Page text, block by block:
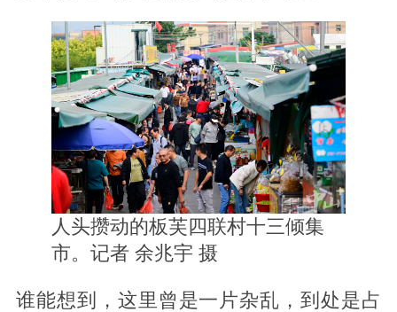
人头攒动的板芙四联村十三倾集
市。记者 余兆宇 摄
谁能想到，这里曾是一片杂乱，到处是占